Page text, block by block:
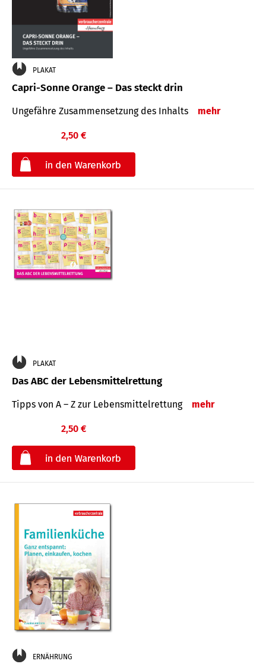
PLAKAT
Capri-Sonne Orange – Das steckt drin
Ungefähre Zu­sammen­setzung des Inhalts mehr
2,50 €
PLAKAT
Das ABC der Lebensmittelrettung
Tipps von A – Z zur Lebensmittelrettung mehr
2,50 €
ERNÄHRUNG